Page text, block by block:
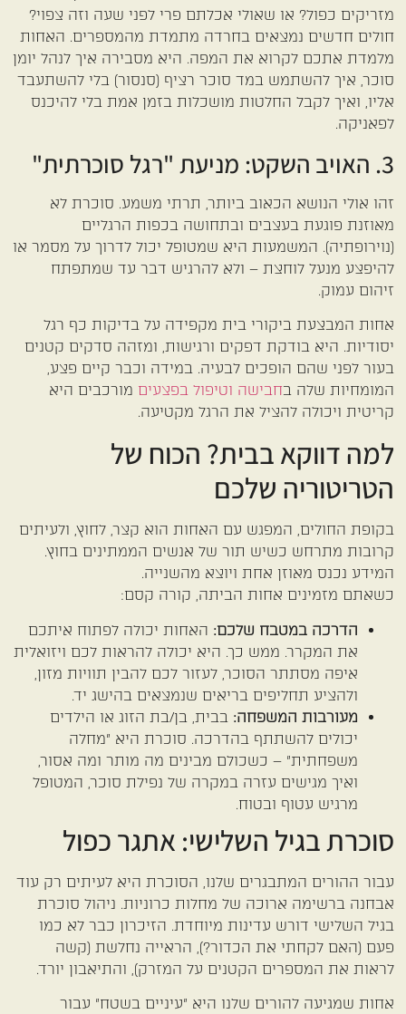
מזריקים כפול? או שאולי אכלתם פרי לפני שעה וזה צפוי?
חולים חדשים נמצאים בחרדה מתמדת מהמספרים. האחות
מלמדת אתכם לקרוא את המפה. היא מסבירה איך לנהל יומן
סוכר, איך להשתמש במד סוכר רציף (סנסור) בלי להשתעבד
אליו, ואיך לקבל החלטות מושכלות בזמן אמת בלי להיכנס
לפאניקה.
3. האויב השקט: מניעת "רגל סוכרתית"
זהו אולי הנושא הכאוב ביותר, תרתי משמע. סוכרת לא
מאוזנת פוגעת בעצבים ובתחושה בכפות הרגליים
(נוירופתיה). המשמעות היא שמטופל יכול לדרוך על מסמר או
להיפצע מנעל לוחצת – ולא להרגיש דבר עד שמתפתח
זיהום עמוק.
אחות המבצעת ביקורי בית מקפידה על בדיקות כף רגל
יסודיות. היא בודקת דפקים ורגישות, ומזהה סדקים קטנים
בעור לפני שהם הופכים לבעיה. במידה וכבר קיים פצע,
המומחיות שלה בחבישה וטיפול בפצעים מורכבים היא
קריטית ויכולה להציל את הרגל מקטיעה.
למה דווקא בבית? הכוח של
הטריטוריה שלכם
בקופת החולים, המפגש עם האחות הוא קצר, לחוץ, ולעיתים
קרובות מתרחש כשיש תור של אנשים הממתינים בחוץ.
המידע נכנס מאוזן אחת ויוצא מהשנייה.
כשאתם מזמינים אחות הביתה, קורה קסם:
הדרכה במטבח שלכם: האחות יכולה לפתוח איתכם
את המקרר. ממש כך. היא יכולה להראות לכם ויזואלית
איפה מסתתר הסוכר, לעזור לכם להבין תוויות מזון,
ולהציע תחליפים בריאים שנמצאים בהישג יד.
מעורבות המשפחה: בבית, בן/בת הזוג או הילדים
יכולים להשתתף בהדרכה. סוכרת היא "מחלה
משפחתית" – כשכולם מבינים מה מותר ומה אסור,
ואיך מגישים עזרה במקרה של נפילת סוכר, המטופל
מרגיש עטוף ובטוח.
סוכרת בגיל השלישי: אתגר כפול
עבור ההורים המתבגרים שלנו, הסוכרת היא לעיתים רק עוד
אבחנה ברשימה ארוכה של מחלות כרוניות. ניהול סוכרת
בגיל השלישי דורש עדינות מיוחדת. הזיכרון כבר לא כמו
פעם (האם לקחתי את הכדור?), הראייה נחלשת (קשה
לראות את המספרים הקטנים על המזרק), והתיאבון יורד.
אחות שמגיעה להורים שלנו היא "עיניים בשטח" עבור